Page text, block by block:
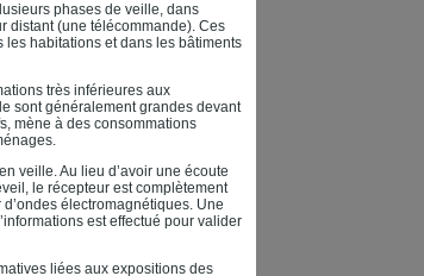
phases de veille, dans
distant (une télécommande). Ces
habitations et dans les bâtiments
très inférieures aux
sont généralement grandes devant
mène à des consommations
veille. Au lieu d’avoir une écoute
le récepteur est complètement
électromagnétiques. Une
est effectué pour valider
liées aux expositions des